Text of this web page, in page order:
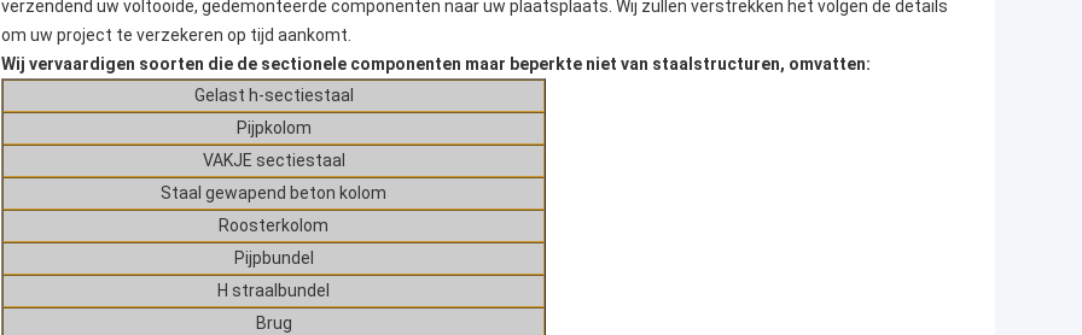
verzendend uw voltooide, gedemonteerde componenten naar uw plaatsplaats. Wij zullen verstrekken het volgen de details
om uw project te verzekeren op tijd aankomt.
Wij vervaardigen soorten die de sectionele componenten maar beperkte niet van staalstructuren, omvatten:
Gelast h-sectiestaal
Pijpkolom
VAKJE sectiestaal
Staal gewapend beton kolom
Roosterkolom
Pijpbundel
H straalbundel
Brug